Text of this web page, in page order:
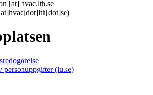
[at] hvac.lth.se
)
personuppgifter (lu.se)